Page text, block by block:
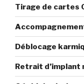
Tirage de cartes
Déblocage
Retrait